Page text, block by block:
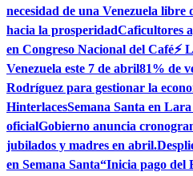
necesidad de una Venezuela
hacia la prosperidadCaficultores
en Congreso Nacional del Café⚡
Venezuela este 7 de abril81% de
Rodríguez para gestionar la
HinterlacesSemana Santa en
oficialGobierno anuncia
jubilados y madres en abril.
en Semana Santa“Inicia pago del